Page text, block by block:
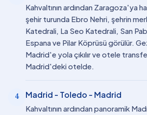
Kahvaltının ardından Zaragoza'ya
şehir turunda Ebro Nehri, şehrin
Katedrali, La Seo Katedrali, San
Espana ve Pilar Köprüsü görülür.
Madrid'e yola çıkılır ve otele
Madrid'deki otelde.
4 Madrid - Toledo - Madrid
Kahvaltının ardından panoramik